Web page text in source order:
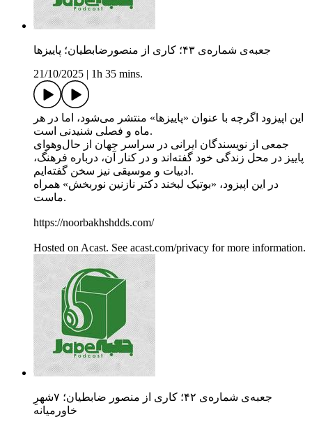
جعبه‌ی شماره‌ی ۴۳؛ کاری از منصورضابطیان؛ پاییزها
21/10/2025
1h 35 mins.
این اپیزود اگرچه با عنوان «پاییزها» منتشر می‌شود، اما در هر
ماه و فصلی شنیدنی است.
جمعی از نویسندگان ایرانی در سراسر جهان از حال‌وهوای
پاییز در محل زندگی خود گفته‌اند و در کنار آن، درباره فرهنگ،
ادبیات و موسیقی نیز سخن گفته‌ایم.
در این اپیزود، «بوتیک لبخند دکتر نازنین نوربخش» همراه
ماست.
https://noorbakhshdds.com/
Hosted on Acast. See acast.com/privacy for more information.
جعبه‌ی شماره‌ی ۴٢؛ کاری از منصور ضابطیان؛ ٧شهرِ
خاورمیانه